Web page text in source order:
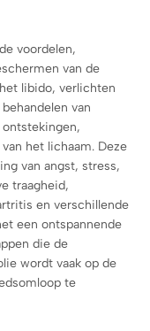
voordelen,
van de
libido, verlichten
van
het lichaam. Deze
van angst, stress,
traagheid,
en verschillende
een ontspannende
die de
wordt vaak op de
te